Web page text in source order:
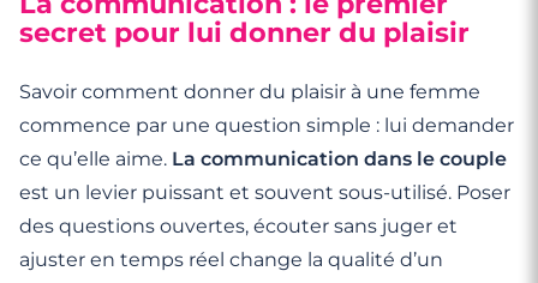
secret pour lui donner du plaisir
Savoir comment donner du plaisir à une femme
commence par une question simple : lui demander
ce qu’elle aime. La communication dans le couple
est un levier puissant et souvent sous-utilisé. Poser
des questions ouvertes, écouter sans juger et
ajuster en temps réel change la qualité d’un